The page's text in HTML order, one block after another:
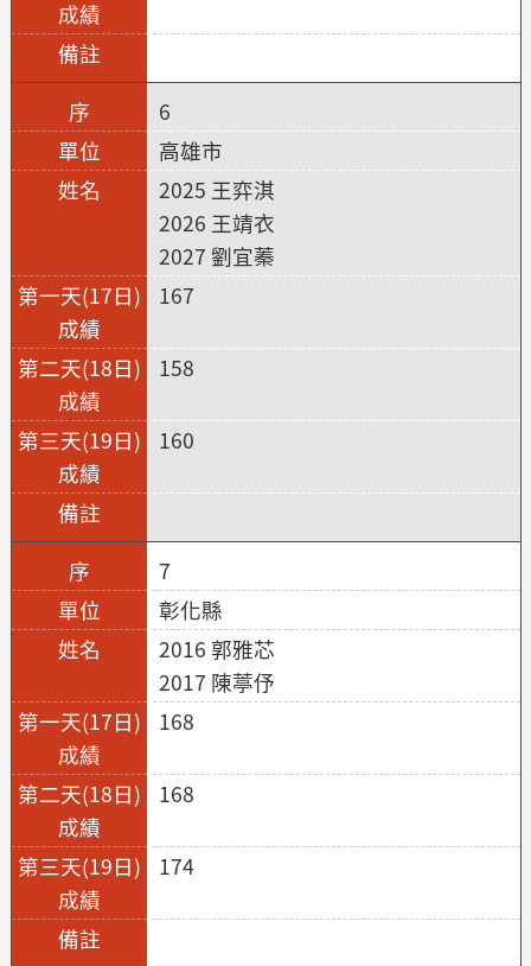
6
高雄市
2025 王弈淇
2026 王靖衣
2027 劉宜蓁
167
158
160
7
彰化縣
2016 郭雅芯
2017 陳葶伃
168
168
174